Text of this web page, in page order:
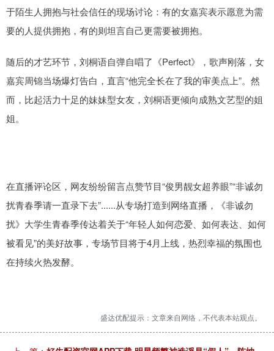
于陌生人拥抱与社会信任的现场讨论：有的女嘉宾表示愿意为需
要的人提供拥抱，有的则坦言自己更需要被拥抱。
随后的才艺环节，刘桐语自弹自唱了《Perfect》，歌声刚落，女
嘉宾周锦当场爆灯告白，直言“他完全长在了我的审美点上”。然
而，比起活力十足的妹妹型女友，刘桐语更倾向成熟文艺型的姐
姐。
在直播评论区，网友纷纷留言点赞节目“俊男靓女超养眼”“非诚勿
扰青春季请一直录下去”......从专场打造到网络直播，《非诚勿
扰》大学生青春季传达着关于“年轻人如何恋爱、如何表达、如何
被看见”的美好故事，专场节目将于4月上线，热烈幸福的氛围也
在持续火热发酵。
盛达优配提示：文章来自网络，不代表本站观点。